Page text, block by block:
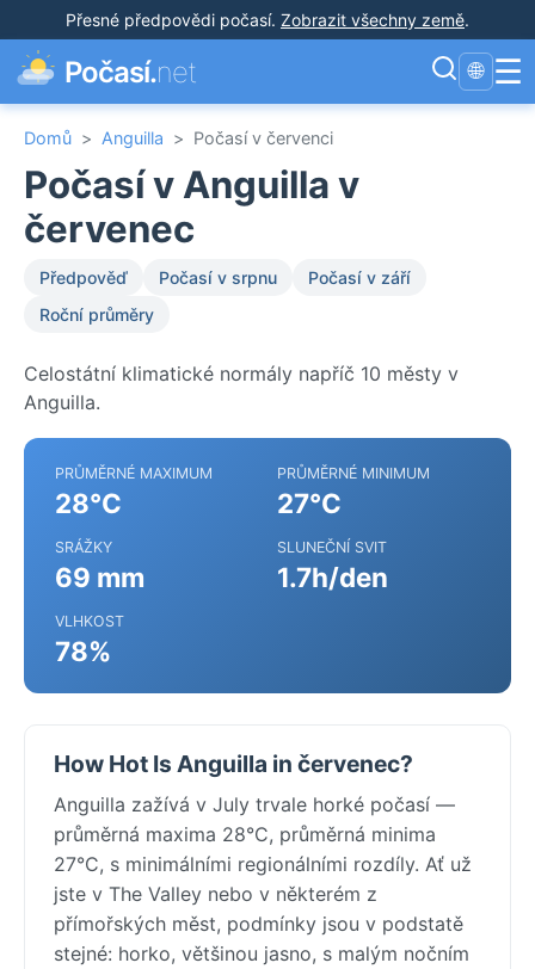
Přesné předpovědi počasí. Zobrazit všechny země.
Počasí.net 🌐 ☰
Domů > Anguilla > Počasí v červenci
Počasí v Anguilla v
červenec
Předpověď Počasí v srpnu
Počasí v září
Roční průměry
Celostátní klimatické normály napříč 10 městy v
Anguilla.
PRŮMĚRNÉ MAXIMUM
28°C
PRŮMĚRNÉ MINIMUM
27°C
SRÁŽKY
69 mm
SLUNEČNÍ SVIT
1.7h/den
VLHKOST
78%
How Hot Is Anguilla in červenec?
Anguilla zažívá v July trvale horké počasí —
průměrná maxima 28°C, průměrná minima
27°C, s minimálními regionálními rozdíly. Ať už
jste v The Valley nebo v některém z
přímořských měst, podmínky jsou v podstatě
stejné: horko, většinou jasno, s malým nočním